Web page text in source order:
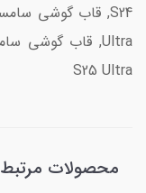
S25 Ultra
محصولات مرتبط